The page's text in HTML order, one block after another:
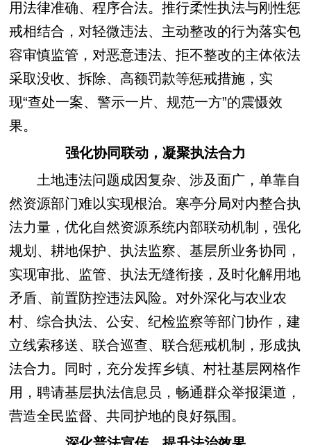
用法律准确、程序合法。推行柔性执法与刚性惩
戒相结合，对轻微违法、主动整改的行为落实包
容审慎监管，对恶意违法、拒不整改的主体依法
采取没收、拆除、高额罚款等惩戒措施，实
现“查处一案、警示一片、规范一方”的震慑效
果。
强化协同联动，凝聚执法合力
土地违法问题成因复杂、涉及面广，单靠自
然资源部门难以实现根治。寒亭分局对内整合执
法力量，优化自然资源系统内部联动机制，强化
规划、耕地保护、执法监察、基层所业务协同，
实现审批、监管、执法无缝衔接，及时化解用地
矛盾、前置防控违法风险。对外深化与农业农
村、综合执法、公安、纪检监察等部门协作，建
立线索移送、联合巡查、联合惩戒机制，形成执
法合力。同时，充分发挥乡镇、村社基层网格作
用，聘请基层执法信息员，畅通群众举报渠道，
营造全民监督、共同护地的良好氛围。